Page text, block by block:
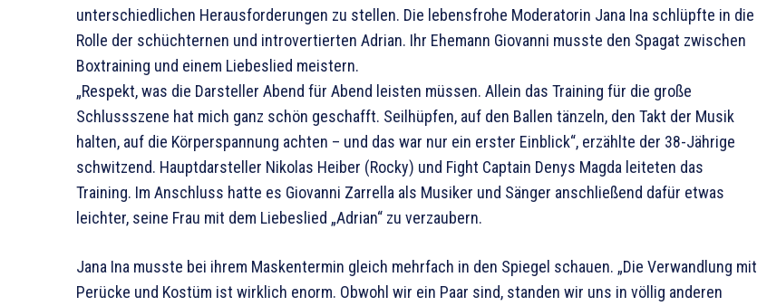
unterschiedlichen Herausforderungen zu stellen. Die lebensfrohe Moderatorin Jana Ina schlüpfte in die
Rolle der schüchternen und introvertierten Adrian. Ihr Ehemann Giovanni musste den Spagat zwischen
Boxtraining und einem Liebeslied meistern.
„Respekt, was die Darsteller Abend für Abend leisten müssen. Allein das Training für die große
Schlussszene hat mich ganz schön geschafft. Seilhüpfen, auf den Ballen tänzeln, den Takt der Musik
halten, auf die Körperspannung achten – und das war nur ein erster Einblick“, erzählte der 38-Jährige
schwitzend. Hauptdarsteller Nikolas Heiber (Rocky) und Fight Captain Denys Magda leiteten das
Training. Im Anschluss hatte es Giovanni Zarrella als Musiker und Sänger anschließend dafür etwas
leichter, seine Frau mit dem Liebeslied „Adrian“ zu verzaubern.
Jana Ina musste bei ihrem Maskentermin gleich mehrfach in den Spiegel schauen. „Die Verwandlung mit
Perücke und Kostüm ist wirklich enorm. Obwohl wir ein Paar sind, standen wir uns in völlig anderen